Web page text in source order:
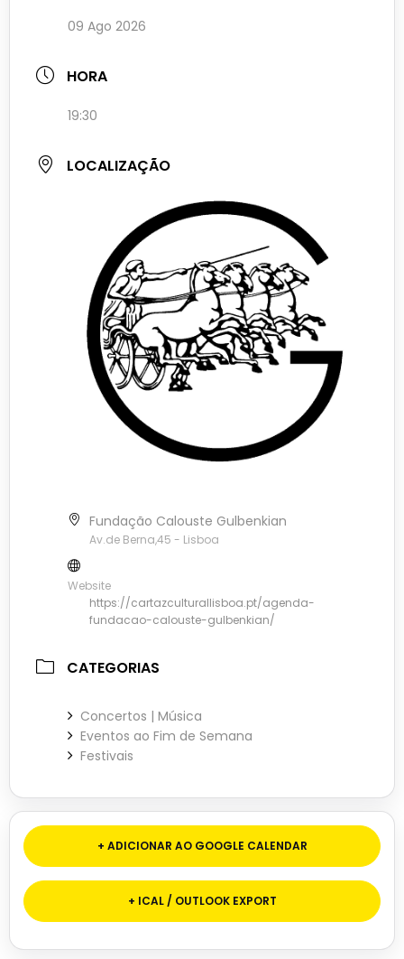
09 Ago 2026
HORA
19:30
LOCALIZAÇÃO
Fundação Calouste Gulbenkian
Av.de Berna,45 - Lisboa
Website
https://cartazculturallisboa.pt/agenda-
fundacao-calouste-gulbenkian/
CATEGORIAS
Concertos | Música
Eventos ao Fim de Semana
Festivais
+ ADICIONAR AO GOOGLE CALENDAR
+ ICAL / OUTLOOK EXPORT